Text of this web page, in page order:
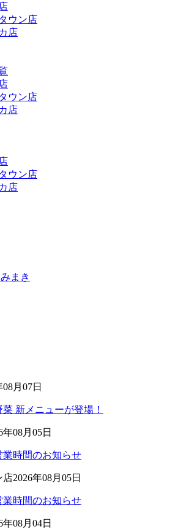
ウン店
店
ウン店
店
ウン店
店
08月07日
新メニューが登場！
年08月05日
業時間のお知らせ
店2026年08月05日
業時間のお知らせ
年08月04日